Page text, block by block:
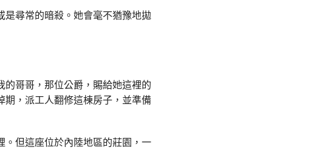
尋常的暗殺。她會毫不猶豫地拋
的哥哥，那位公爵，賜給她這裡的
，派工人翻修這棟房子，並準備
但這座位於內陸地區的莊園，一